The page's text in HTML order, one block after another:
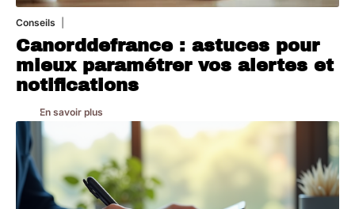
Conseils
Canorddefrance : astuces pour
mieux paramétrer vos alertes et
notifications
En savoir plus